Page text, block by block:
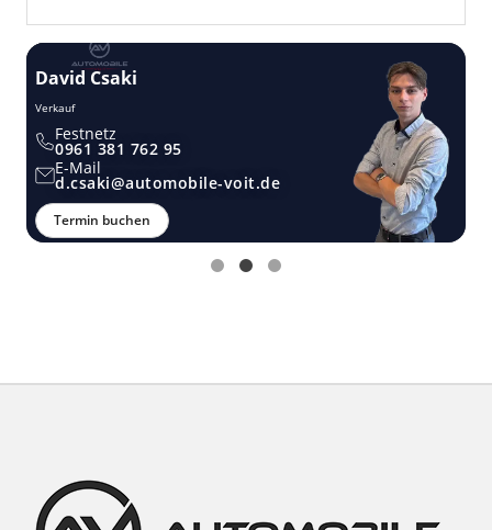
David Csaki
Verkauf
Festnetz
0961 381 762 95
E-Mail
d.csaki@automobile-voit.de
Termin buchen